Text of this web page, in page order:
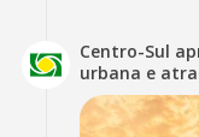
Centro-Sul
urbana e